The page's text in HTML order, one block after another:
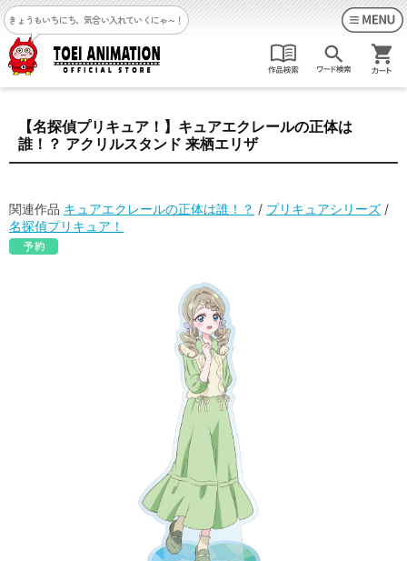
きょうもいちにち、気合い入れていくにゃ～！
【名探偵プリキュア！】キュアエクレールの正体は
誰！？ アクリルスタンド 来栖エリザ
関連作品 キュアエクレールの正体は誰！？ / プリキュアシリーズ /
名探偵プリキュア！